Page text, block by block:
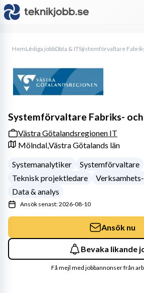
HemLediga jobbData & IT
Systemförvaltare Fabriks-
Västra Götalandsregionen IT
Mölndal,Västra Götalands län
Systemanalytiker
Systemförvaltare
Teknisk projektledare
Data & analys
Ansök senast: 2026-08-10
Ansök nu
Bevaka likande
Få mejl med jobbannonser från